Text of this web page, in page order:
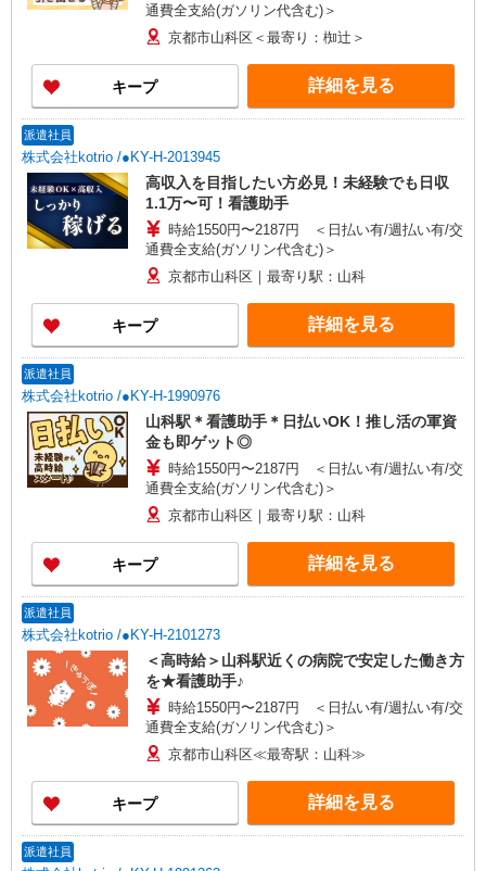
通費全支給(ガソリン代含む)＞
京都市山科区＜最寄り：椥辻＞
キープ 詳細を見る
派遣社員
株式会社kotrio /●KY-H-2013945
高収入を目指したい方必見！未経験でも日収
1.1万〜可！看護助手
時給1550円〜2187円 ＜日払い有/週払い有/交
通費全支給(ガソリン代含む)＞
京都市山科区｜最寄り駅：山科
キープ 詳細を見る
派遣社員
株式会社kotrio /●KY-H-1990976
山科駅＊看護助手＊日払いOK！推し活の軍資
金も即ゲット◎
時給1550円〜2187円 ＜日払い有/週払い有/交
通費全支給(ガソリン代含む)＞
京都市山科区｜最寄り駅：山科
キープ 詳細を見る
派遣社員
株式会社kotrio /●KY-H-2101273
＜高時給＞山科駅近くの病院で安定した働き方
を★看護助手♪
時給1550円〜2187円 ＜日払い有/週払い有/交
通費全支給(ガソリン代含む)＞
京都市山科区≪最寄駅：山科≫
キープ 詳細を見る
派遣社員